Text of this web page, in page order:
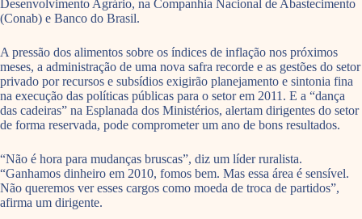
Desenvolvimento Agrário, na Companhia Nacional de Abastecimento
(Conab) e Banco do Brasil.
A pressão dos alimentos sobre os índices de inflação nos próximos
meses, a administração de uma nova safra recorde e as gestões do setor
privado por recursos e subsídios exigirão planejamento e sintonia fina
na execução das políticas públicas para o setor em 2011. E a “dança
das cadeiras” na Esplanada dos Ministérios, alertam dirigentes do setor
de forma reservada, pode comprometer um ano de bons resultados.
“Não é hora para mudanças bruscas”, diz um líder ruralista.
“Ganhamos dinheiro em 2010, fomos bem. Mas essa área é sensível.
Não queremos ver esses cargos como moeda de troca de partidos”,
afirma um dirigente.